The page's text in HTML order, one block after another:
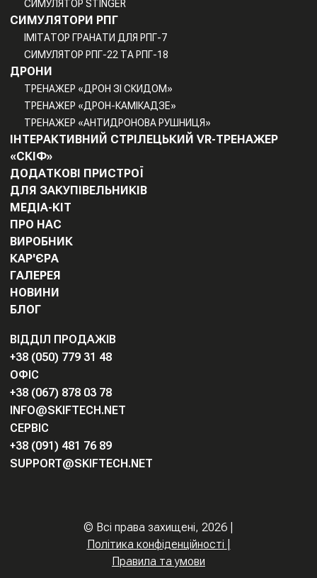
СИМУЛЯТОР STINGER
СИМУЛЯТОРИ РПГ
ІМІТАТОР ГРАНАТИ ДЛЯ РПГ-7
СИМУЛЯТОР РПГ-22 ТА РПГ-18
ДРОНИ
ТРЕНАЖЕР «ДРОН ЗІ СКИДОМ»
ТРЕНАЖЕР «ДРОН-КАМІКАДЗЕ»
ТРЕНАЖЕР «АНТИДРОНОВА РУШНИЦЯ»
ІНТЕРАКТИВНИЙ СТРІЛЕЦЬКИЙ VR-ТРЕНАЖЕР
«СКІФ»
ДОДАТКОВІ ПРИСТРОЇ
ДЛЯ ЗАКУПІВЕЛЬНИКІВ
МЕДІА-КІТ
ПРО НАС
ВИРОБНИК
КАР'ЄРА
ГАЛЕРЕЯ
НОВИНИ
БЛОГ
ВІДДІЛ ПРОДАЖІВ
+38 (050) 779 31 48
ОФІС
+38 (067) 878 03 78
INFO@SKIFTECH.NET
СЕРВІС
+38 (091) 481 76 89
SUPPORT@SKIFTECH.NET
© Всі права захищені, 2026
Політика конфіденційності
Правила та умови